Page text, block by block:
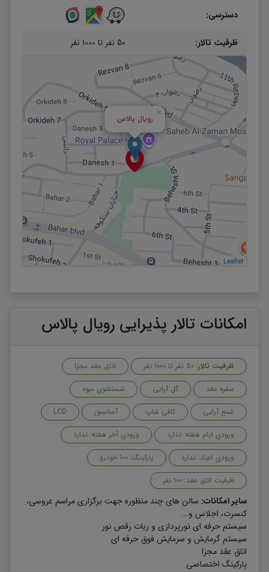
دسترسی:
ظرفیت تالار: 50 نفر تا 1000 نفر
رویال پالاس
×
Leaflet
امکانات تالار پذیرایی رویال پالاس
ظرفیت تالار: 50 نفر تا 1000 نفر
اتاق عقد مجزا
سفره عقد
گل آرایی
شستشوی میوه
شمع آرایی
کافی شاپ آسانسور
LCD
ورودی ایام هفته: ندارد
ورودی آخر هفته: ندارد
ورودی اعیاد: ندارد
پارکینگ: 100 خودرو
ظرفیت اتاق عقد: 100 نفر
سایر امکانات: سالن های چند منظوره جهت برگزاری مراسم عروسی،
کنسرت، اجلاس و...
سیستم حرفه ای نورپردازی و ربات رقص نور
سیستم گرمایش و سرمایش فوق حرفه ای
اتاق عقد مجزا
پارکینگ اختصاصی